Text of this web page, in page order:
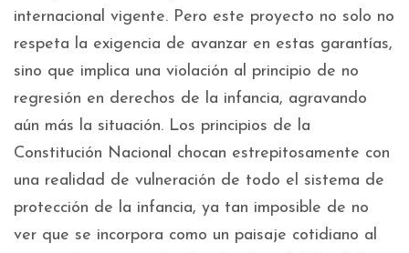
internacional vigente. Pero este proyecto no solo no
respeta la exigencia de avanzar en estas garantías,
sino que implica una violación al principio de no
regresión en derechos de la infancia, agravando
aún más la situación. Los principios de la
Constitución Nacional chocan estrepitosamente con
una realidad de vulneración de todo el sistema de
protección de la infancia, ya tan imposible de no
ver que se incorpora como un paisaje cotidiano al